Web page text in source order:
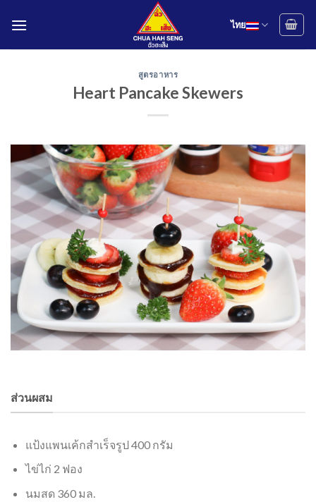
ไทย
สูตรอาหาร
Heart Pancake Skewers
ส่วนผสม
แป้งแพนเค้กสำเร็จรูป 400 กรัม
ไข่ไก่ 2 ฟอง
นมสด 360 มล.